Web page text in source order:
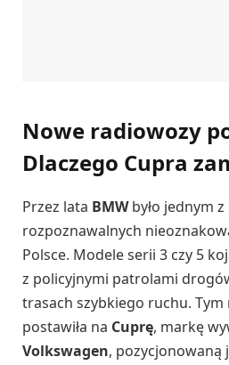
Nowe radiowozy
Dlaczego Cupra
Przez lata BMWbyło jednym
rozpoznawalnych
Polsce. Modele serii 3 czy 5
z policyjnymi patrolami
trasach szybkiego ruchu.
postawiła na Cuprę, markę
Volkswagen, pozycjonowaną